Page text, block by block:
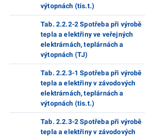
výtopnách (tis.t.)
Tab. 2.2.2-2 Spotřeba při výrobě
tepla a elektřiny ve veřejných
elektrárnách, teplárnách a
výtopnách (TJ)
Tab. 2.2.3-1 Spotřeba při výrobě
tepla a elektřiny v závodových
elektrárnách, teplárnách a
výtopnách (tis.t.)
Tab. 2.2.3-2 Spotřeba při výrobě
tepla a elektřiny v závodových